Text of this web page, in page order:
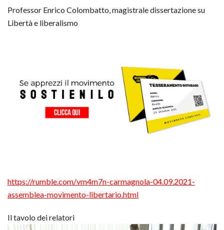
Professor Enrico Colombatto, magistrale dissertazione su
Libertà e liberalismo
https://rumble.com/vm4m7n-carmagnola-04.09.2021-
assemblea-movimento-libertario.html
Il tavolo dei relatori